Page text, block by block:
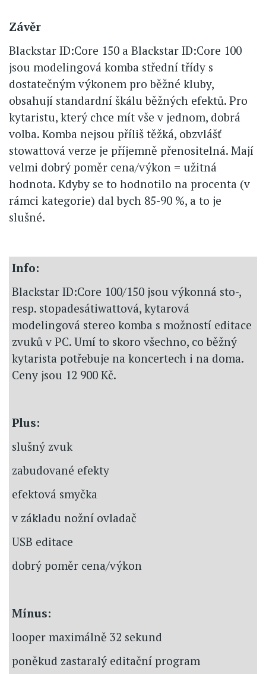
Závěr
Blackstar ID:Core 150 a Blackstar ID:Core 100
jsou modelingová komba střední třídy s
dostatečným výkonem pro běžné kluby,
obsahují standardní škálu běžných efektů. Pro
kytaristu, který chce mít vše v jednom, dobrá
volba. Komba nejsou příliš těžká, obzvlášť
stowattová verze je příjemně přenositelná. Mají
velmi dobrý poměr cena/výkon = užitná
hodnota. Kdyby se to hodnotilo na procenta (v
rámci kategorie) dal bych 85-90 %, a to je
slušné.
Info:
Blackstar ID:Core 100/150 jsou výkonná sto-,
resp. stopadesátiwattová, kytarová
modelingová stereo komba s možností editace
zvuků v PC. Umí to skoro všechno, co běžný
kytarista potřebuje na koncertech i na doma.
Ceny jsou 12 900 Kč.
Plus:
slušný zvuk
zabudované efekty
efektová smyčka
v základu nožní ovladač
USB editace
dobrý poměr cena/výkon
Mínus:
looper maximálně 32 sekund
poněkud zastaralý editační program